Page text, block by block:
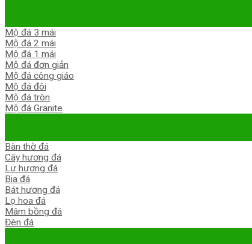
Mộ đá 3 mái
Mộ đá 2 mái
Mộ đá 1 mái
Mộ đá đơn giản
Mộ đá công giáo
Mộ đá đôi
Mộ đá tròn
Mộ đá Granite
Bàn thờ đá
Cây hương đá
Lư hương đá
Bia đá
Bát hương đá
Lọ hoa đá
Mâm bồng đá
Đèn đá